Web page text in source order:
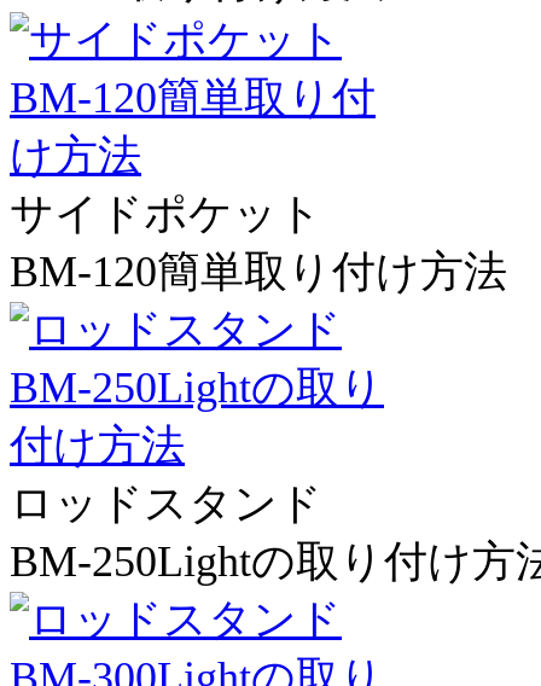
サイドポケット
BM-120簡単取り付け方法
ロッドスタンド
BM-250Lightの取り付け方